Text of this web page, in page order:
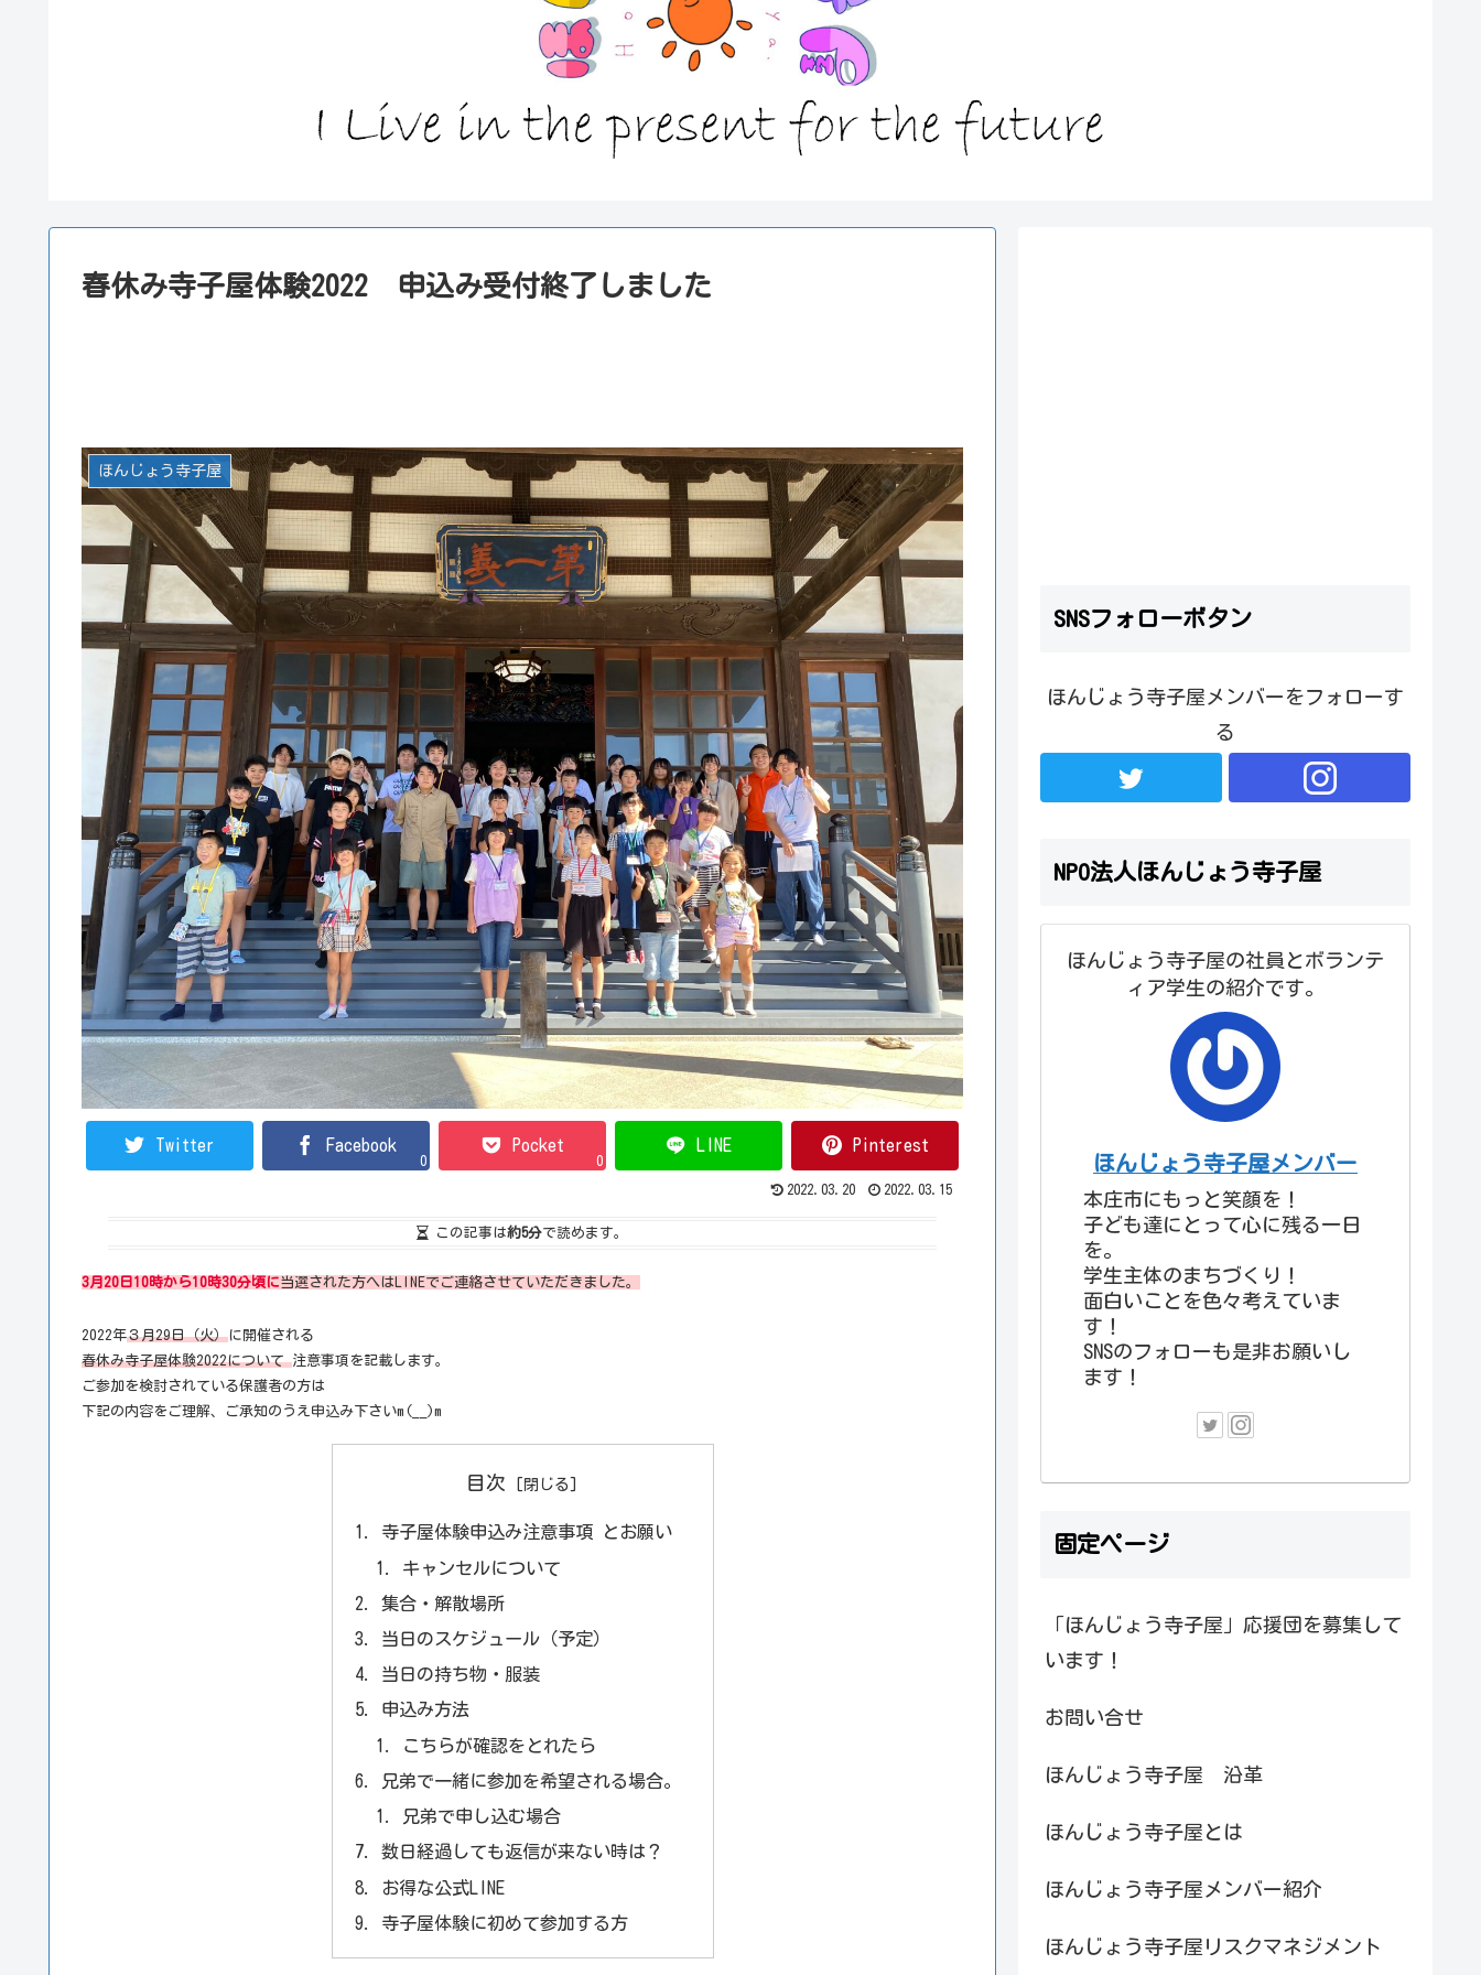
春休み寺子屋体験2022 申込み受付終了しました
ほんじょう寺子屋
Twitter Facebook
0
Pocket
0
LINE Pinterest
2022.03.20 2022.03.15
この記事は約5分で読めます。
3月20日10時から10時30分頃に当選された方へはLINEでご連絡させていただきました。
2022年３月29日（火）に開催される
春休み寺子屋体験2022について注意事項を記載します。
ご参加を検討されている保護者の方は
下記の内容をご理解、ご承知のうえ申込み下さいm(__)m
目次
寺子屋体験申込み注意事項 とお願い
キャンセルについて
集合・解散場所
当日のスケジュール（予定）
当日の持ち物・服装
申込み方法
こちらが確認をとれたら
兄弟で一緒に参加を希望される場合。
兄弟で申し込む場合
数日経過しても返信が来ない時は？
お得な公式LINE
寺子屋体験に初めて参加する方
SNSフォローボタン
ほんじょう寺子屋メンバーをフォローす
る
NPO法人ほんじょう寺子屋
ほんじょう寺子屋の社員とボランテ
ィア学生の紹介です。
ほんじょう寺子屋メンバー
本庄市にもっと笑顔を！
子ども達にとって心に残る一日
を。
学生主体のまちづくり！
面白いことを色々考えていま
す！
SNSのフォローも是非お願いし
ます！
固定ページ
「ほんじょう寺子屋」応援団を募集して
います！
お問い合せ
ほんじょう寺子屋 沿革
ほんじょう寺子屋とは
ほんじょう寺子屋メンバー紹介
ほんじょう寺子屋リスクマネジメント